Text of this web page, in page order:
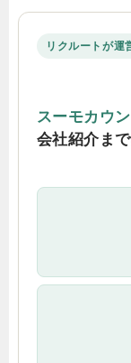
リクルートが運
スーモカウ
会社紹介ま